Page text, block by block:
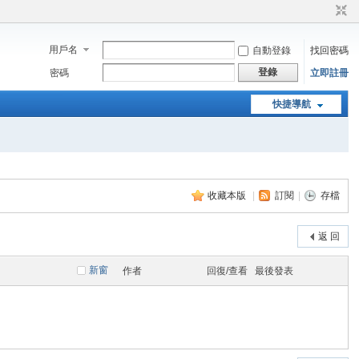
用戶名 自動登錄
找回密碼
密碼
登錄 立即註冊
快捷導航
收藏本版 訂閱 存檔
返 回
新窗 作者 回復/查看 最後發表